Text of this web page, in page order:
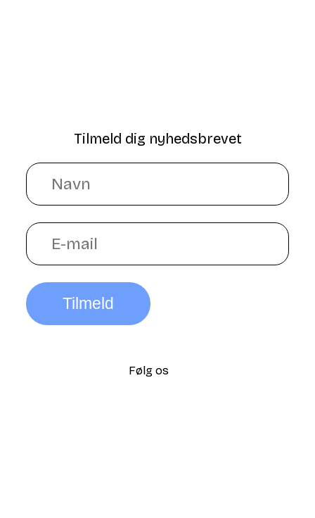
Tilmeld dig nyhedsbrevet
Tilmeld
Følg os